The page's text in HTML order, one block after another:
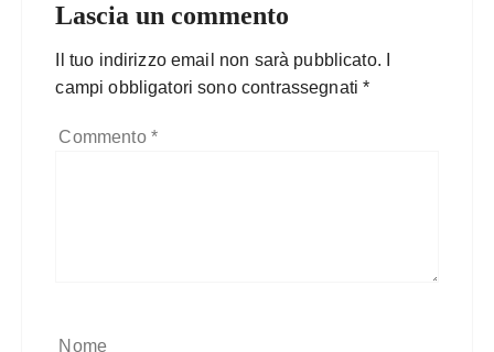
Lascia un commento
Il tuo indirizzo email non sarà pubblicato.
campi obbligatori sono contrassegnati*
Commento *
Nome